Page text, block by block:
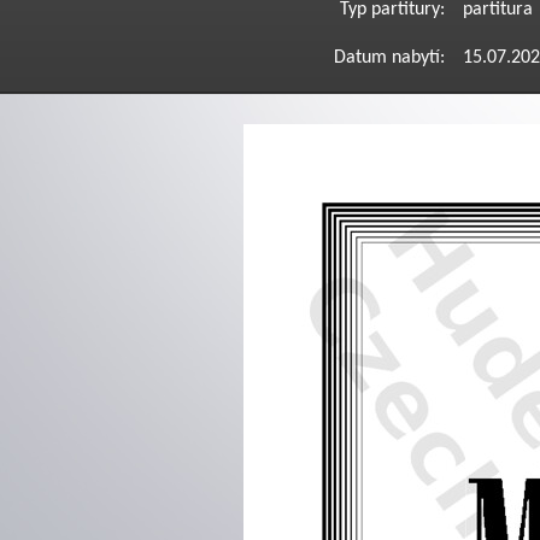
Typ partitury: partitura
Datum nabytí: